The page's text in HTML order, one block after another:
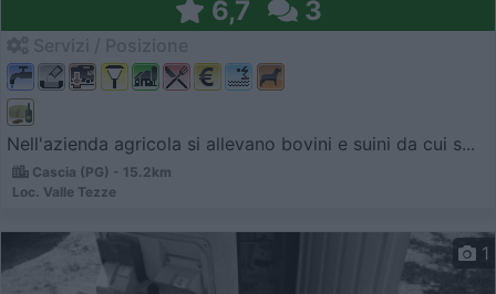
6,7 3
Nell'azienda agricola si allevano bovini e suini da cui s...
Cascia (PG) - 15.2km
Loc. Valle Tezze
1